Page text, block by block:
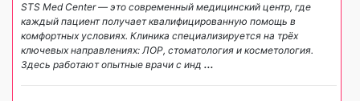
STS Med Center — это современный медицинский центр, где
каждый пациент получает квалифицированную помощь в
комфортных условиях. Клиника специализируется на трёх
ключевых направлениях: ЛОР, стоматология и косметология.
Здесь работают опытные врачи с инд ...